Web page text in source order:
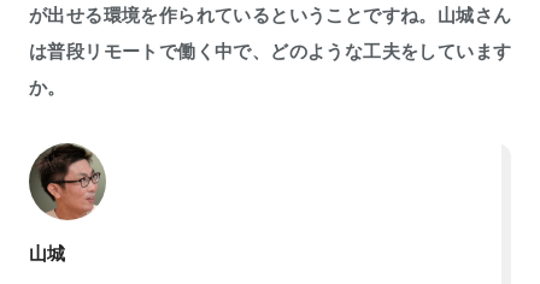
が出せる環境を作られているということですね。山城さん
は普段リモートで働く中で、どのような工夫をしています
か。
山城